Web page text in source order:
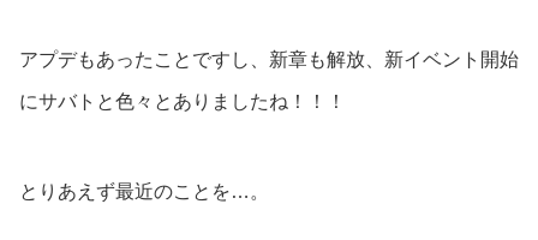
アプデもあったことですし、新章も解放、新イベント開始
にサバトと色々とありましたね！！！
とりあえず最近のことを…。